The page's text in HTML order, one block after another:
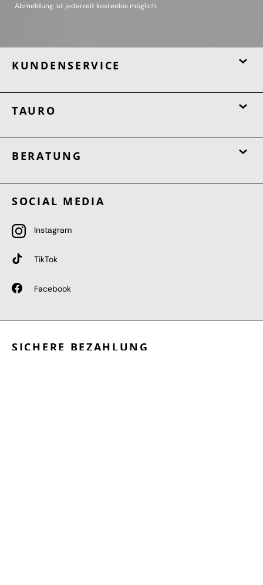
Abmeldung ist jederzeit kostenlos möglich.
KUNDENSERVICE
TAURO
BERATUNG
SOCIAL MEDIA
Instagram
TikTok
Facebook
SICHERE BEZAHLUNG